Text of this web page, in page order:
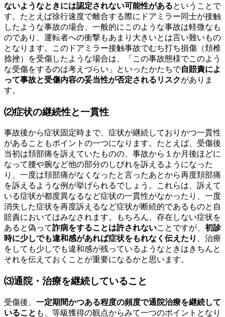
ないようなときには認定されない可能性があるということで
す。たとえば徐行速度で離合する際にドアミラー同士が接触
したような事故の場合、一般的にこのような事故は軽微なも
のであり、運転者への衝撃もあまり大きいとは言い難いもの
となります。このドアミラー接触事故でむち打ち損傷（頚椎
捻挫）を受傷したような場合は、「この事故態様でこのよう
な受傷をするのは考えづらい」といったかたちで自賠責によ
って事故と受傷内容の妥当性が否定されるリスクがありま
す。
⑵症状の継続性と一貫性
事故後から症状固定時まで、症状が継続しておりかつ一貫性
があることもポイントの一つになります。たとえば、受傷後
当初は頚部痛を訴えていたものの、事故から１か月後ほどに
なって腰や腕など他の部分のしびれを訴えるようになった
り、一度は頚部痛がなくなったと言ったあとから再度頚部痛
を訴えるような例が挙げられるでしょう。これらは、訴えて
いる症状が都度異なるなど症状の一貫性がなかったり、一度
消失した症状を再度訴えるなど症状が断続的であるものと自
賠責においてはみなされます。もちろん、存在しない症状を
あると偽って詐病をすることは許されないことですが、 初診
時に少しでも違和感があれば症状をもれなく伝えたり
、治療
をしても少しでも違和感が残っているようなときはきちんと
それを伝えておくことが重要になるかと思います。
⑶通院・治療を継続していること
受傷後、 一定期間かつある程度の頻度で通院治療を継続して
いること も、等級獲得の観点からみて一つのポイントとなり